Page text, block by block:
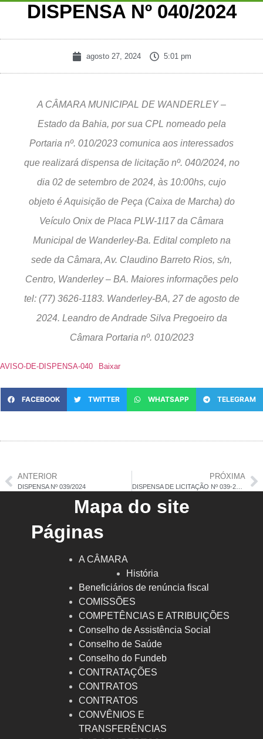
DISPENSA Nº 040/2024
agosto 27, 2024 5:01 pm
A CÂMARA MUNICIPAL DE WANDERLEY –
Estado da Bahia, por sua CPL nomeado pela
Portaria nº. 010/2023 comunica aos interessados
que realizará dispensa de licitação nº. 040/2024, no
dia 02 de setembro de 2024, às 10:00hs, cujo
objeto é Aquisição de Peça (Caixa de Marcha) do
Veículo Onix de Placa PLW-1I17 da Câmara
Municipal de Wanderley-Ba. Edital completo na
sede da Câmara, Av. Claudino Barreto Rios, s/n,
Centro, Wanderley – BA. Maiores informações pelo
tel: (77) 3626-1183. Wanderley-BA, 27 de agosto de
2024. Leandro de Andrade Silva Pregoeiro da
Câmara Portaria nº. 010/2023
AVISO-DE-DISPENSA-040 Baixar
FACEBOOK TWITTER WHATSAPP TELEGRAM
ANTERIOR
DISPENSA Nº 039/2024
PRÓXIMA
DISPENSA DE LICITAÇÃO Nº 039-2024 – RATIFICAÇÃO
Mapa do site
Páginas
A CÂMARA
História
Beneficiários de renúncia fiscal
COMISSÕES
COMPETÊNCIAS E ATRIBUIÇÕES
Conselho de Assistência Social
Conselho de Saúde
Conselho do Fundeb
CONTRATAÇÕES
CONTRATOS
CONTRATOS
CONVÊNIOS E
TRANSFERÊNCIAS